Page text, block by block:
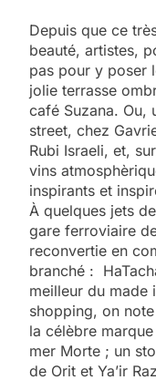
Depuis que ce
beauté, artistes,
pas pour y poser
jolie terrasse
café Suzana. Ou,
street, chez
Rubi Israeli, et,
vins
inspirants et
À quelques jets
gare ferroviaire
reconvertie en
branché :
meilleur du made
shopping, on
la célèbre
mer Morte ; un
de Orit et Ya’ir